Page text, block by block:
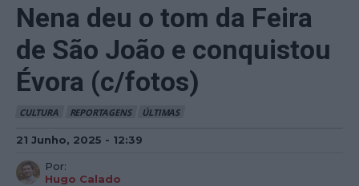
Nena deu o tom da Feira
de São João e conquistou
Évora (c/fotos)
CULTURA REPORTAGENS ÚLTIMAS
21 Junho, 2025 - 12:39
Por:
Hugo Calado